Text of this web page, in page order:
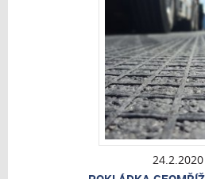
24.2.2020